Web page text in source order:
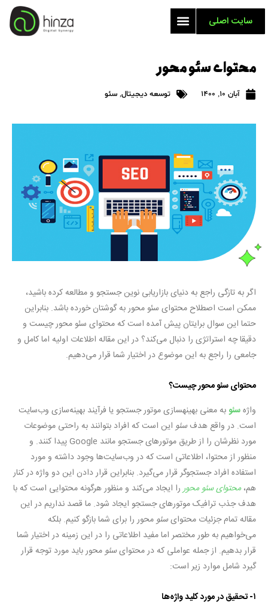
سایت اصلی
محتوای سئو محور
آبان 10, 1400 توسعه دیجیتال, سئو
اگر به تازگی راجع به دنیای بازاریابی نوین جستجو و مطالعه کرده باشید،
ممکن است اصطلاح محتوای سئو محور به گوشتان خورده باشد. بنابراین
حتما این سوال برایتان پیش آمده است که محتوای سئو محور چیست و
دقیقا چه استراتژی را دنبال می‌کند؟ در این مقاله اطلاعات اولیه اما کامل و
جامعی را راجع به این موضوع در اختیار شما قرار می‌دهیم.
محتوای سئو محور چیست؟
واژهسئو
به معنی بهینه‎سازی موتور جستجو یا فرآیند بهینه‌سازی وب‌سایت
است. در واقع هدف سئواین است که افراد بتوانند به راحتی موضوعات
مورد نظرشان را از طریق موتورهای جستجو مانند Google پیدا کنند. و
منظور از محتوا، اطلاعاتی است که در وب‌سایت‌ها وجود داشته و مورد
استفاده افراد جستجوگر قرار می‌گیرد. بنابراین قرار دادن این دو واژه در کنار
هم، محتوای سئو محوررا ایجاد می‌کند و منظور هرگونه محتوایی است که با
هدف جذب ترافیک موتورهای جستجو ایجاد شود. ما قصد نداریم در این
مقاله تمام جزئیات محتوایسئومحور را برای شما بازگو کنیم. بلکه
می‌خواهیم به طور مختصر اما مفید اطلاعاتی را در این زمینه در اختیار شما
قرار بدهیم. از جمله عواملی که در محتوایسئومحور باید مورد توجه قرار
گیرد شامل موارد زیر است:
۱- تحقیق در مورد کلید واژه‌ها